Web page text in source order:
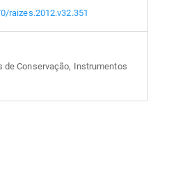
raizes.2012.v32.351
de Conservação, Instrumentos